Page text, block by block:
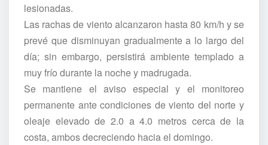
lesionadas.
Las rachas de viento alcanzaron hasta 80 km/h y se
prevé que disminuyan gradualmente a lo largo del
día; sin embargo, persistirá ambiente templado a
muy frío durante la noche y madrugada.
Se mantiene el aviso especial y el monitoreo
permanente ante condiciones de viento del norte y
oleaje elevado de 2.0 a 4.0 metros cerca de la
costa, ambos decreciendo hacia el domingo.